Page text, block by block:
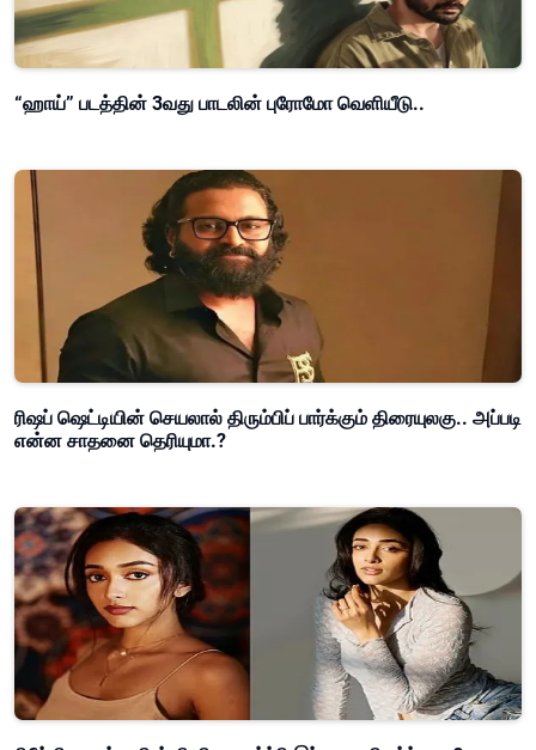
“ஹாய்” படத்தின் 3வது பாடலின் புரோமோ வெளியீடு..
ரிஷப் ஷெட்டியின் செயலால் திரும்பிப் பார்க்கும் திரையுலகு.. அப்படி
என்ன சாதனை தெரியுமா.?